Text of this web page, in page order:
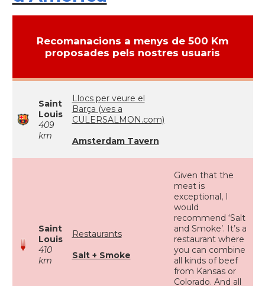
Recomanacions a menys de 500 Km
proposades pels nostres usuaris
Saint
Louis
409
km
Llocs per veure el
Barça (ves a
CULERSALMON.com)
Amsterdam Tavern
Saint
Louis
410
km
Restaurants
Salt + Smoke
Given that the
meat is
exceptional, I
would
recommend ‘Salt
and Smoke’. It’s a
restaurant where
you can combine
all kinds of beef
from Kansas or
Colorado. And all